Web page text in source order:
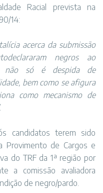
Racial prevista na
14:
acerca da submissão
negros ao
não só é despida de
bem como se afigura
como mecanismo de
candidatos terem sido
Provimento de Cargos e
do TRF da 1ª região por
a comissão avaliadora
de negro/pardo.